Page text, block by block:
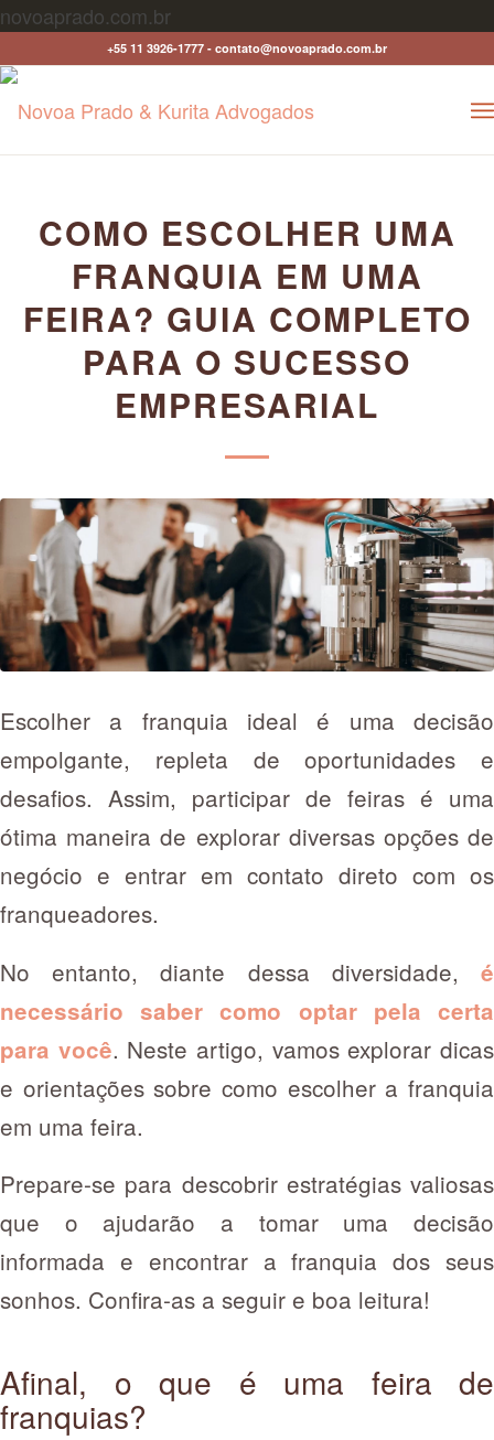
novoaprado.com.br
+55 11 3926-1777 - contato@novoaprado.com.br
COMO ESCOLHER UMA
FRANQUIA EM UMA
FEIRA? GUIA COMPLETO
PARA O SUCESSO
EMPRESARIAL
Escolher a franquia ideal é uma decisão
empolgante, repleta de oportunidades e
desafios. Assim, participar de feiras é uma
ótima maneira de explorar diversas opções de
negócio e entrar em contato direto com os
franqueadores.
No entanto, diante dessa diversidade, é
necessário saber como optar pela certa
para você. Neste artigo, vamos explorar dicas
e orientações sobre como escolher a franquia
em uma feira.
Prepare-se para descobrir estratégias valiosas
que o ajudarão a tomar uma decisão
informada e encontrar a franquia dos seus
sonhos. Confira-as a seguir e boa leitura!
Afinal, o que é uma feira de
franquias?